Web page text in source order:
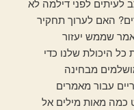
לעיתים לפני דילמה לא
האם לערוך תחקיר
שממש יעזור
היכולת שלנו כדי
מבחינה
עבור מאמרים
כמה מאות מילים אל